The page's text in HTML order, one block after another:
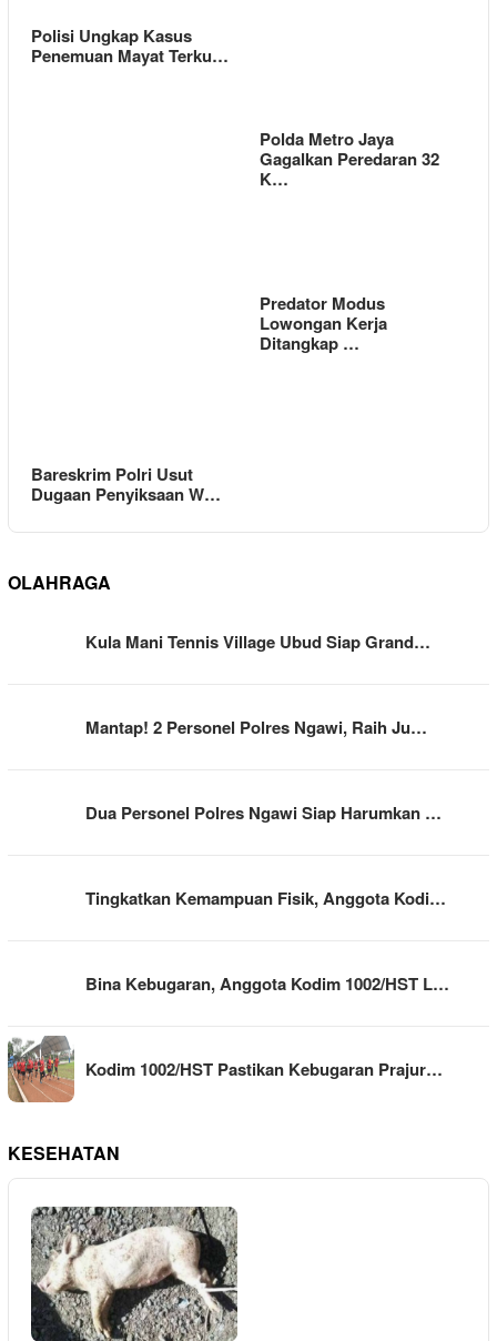
Polisi Ungkap Kasus
Penemuan Mayat Terku…
Polda Metro Jaya
Gagalkan Peredaran 32
K…
Bareskrim Polri Usut
Dugaan Penyiksaan W…
Predator Modus
Lowongan Kerja
Ditangkap …
OLAHRAGA
Kula Mani Tennis Village Ubud Siap Grand…
Mantap! 2 Personel Polres Ngawi, Raih Ju…
Dua Personel Polres Ngawi Siap Harumkan …
Tingkatkan Kemampuan Fisik, Anggota Kodi…
Bina Kebugaran, Anggota Kodim 1002/HST L…
Kodim 1002/HST Pastikan Kebugaran Prajur…
KESEHATAN